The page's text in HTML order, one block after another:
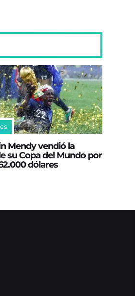
Mendy vendió la
su Copa del Mundo por
dólares